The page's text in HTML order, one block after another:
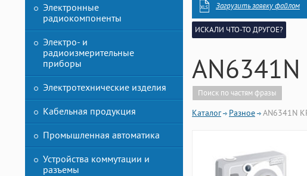
Электронные
радиокомпоненты
Электро- и
радиоизмерительные
приборы
Электротехнические изделия
Кабельная продукция
Промышленная автоматика
Устройства коммутации и
разъемы
Загрузить заявку файлом
ИСКАЛИ ЧТО-ТО ДРУГОЕ?
Поиск по частям фразы
Каталог Разное AN6341N